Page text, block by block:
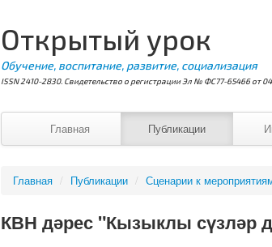
Открытый урок
Обучение, воспитание, развитие, социализация
ISSN 2410-2830. Свидетельство о регистрации Эл № ФС77-65466 от
Главная Публикации
Главная / Публикации / Сценарии к
КВН дәрес "Кызыклы сүзләр